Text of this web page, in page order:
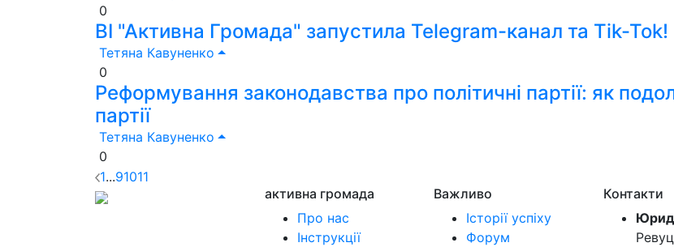
0
ВІ "Активна Громада" запустила Telegram-канал та Tik-Tok!
Тетяна Кавуненко
0
Реформування законодавства про політичні партії: як
партії
Тетяна Кавуненко
0
1...91011
активна громада
Про нас
Інструкції
Важливо
Історії успіху
Форум
Контакти